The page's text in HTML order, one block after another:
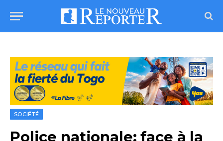
SOCIÉTÉ
Police nationale: face à la